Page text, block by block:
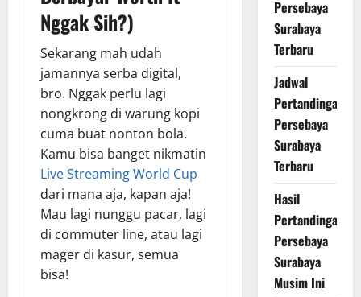
Nggak Sih?)
Sekarang mah udah
jamannya serba digital,
bro. Nggak perlu lagi
nongkrong di warung kopi
cuma buat nonton bola.
Kamu bisa banget nikmatin
Live Streaming World Cup
dari mana aja, kapan aja!
Mau lagi nunggu pacar, lagi
di commuter line, atau lagi
mager di kasur, semua
bisa!
Persebaya
Surabaya
Terbaru
Jadwal
Pertandingan
Persebaya
Surabaya
Terbaru
Hasil
Pertandingan
Persebaya
Surabaya
Musim Ini